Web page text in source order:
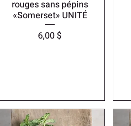
rouges sans pépins
«Somerset» UNITÉ
Prix
6,00 $